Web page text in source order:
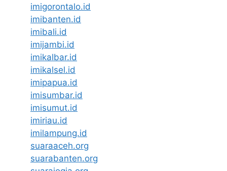
imigorontalo.id
imibanten.id
imibali.id
imijambi.id
imikalbar.id
imikalsel.id
imipapua.id
imisumbar.id
imisumut.id
imiriau.id
imilampung.id
suaraaceh.org
suarabanten.org